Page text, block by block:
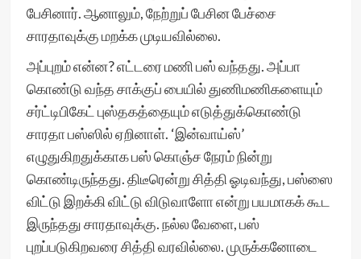
பேசினார். ஆனாலும், நேற்றுப் பேசின பேச்சை
சாரதாவுக்கு மறக்க முடியவில்லை.
அப்புறம் என்ன? எட்டரை மணி பஸ் வந்தது. அப்பா
கொண்டு வந்த சாக்குப் பையில் துணிமணிகளையும்
சர்ட்டிபிகேட் புஸ்தகத்தையும் எடுத்துக்கொண்டு
சாரதா பஸ்ஸில் ஏறினாள். ‘இன்வாய்ஸ்’
எழுதுகிறதுக்காக பஸ் கொஞ்ச நேரம் நின்று
கொண்டிருந்தது. திடீரென்று சித்தி ஓடிவந்து, பஸ்ஸை
விட்டு இறக்கி விட்டு விடுவாளோ என்று பயமாகக் கூட
இருந்தது சாரதாவுக்கு. நல்ல வேளை, பஸ்
புறப்படுகிறவரை சித்தி வரவில்லை. முருக்கனோடை